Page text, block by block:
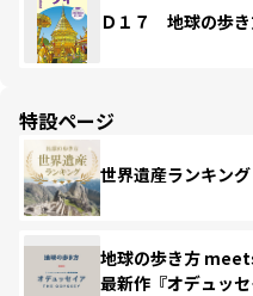
Ｄ１７ 地球の歩
特設ページ
世界遺産ランキング
地球の歩き方
最新作『オデュッセ